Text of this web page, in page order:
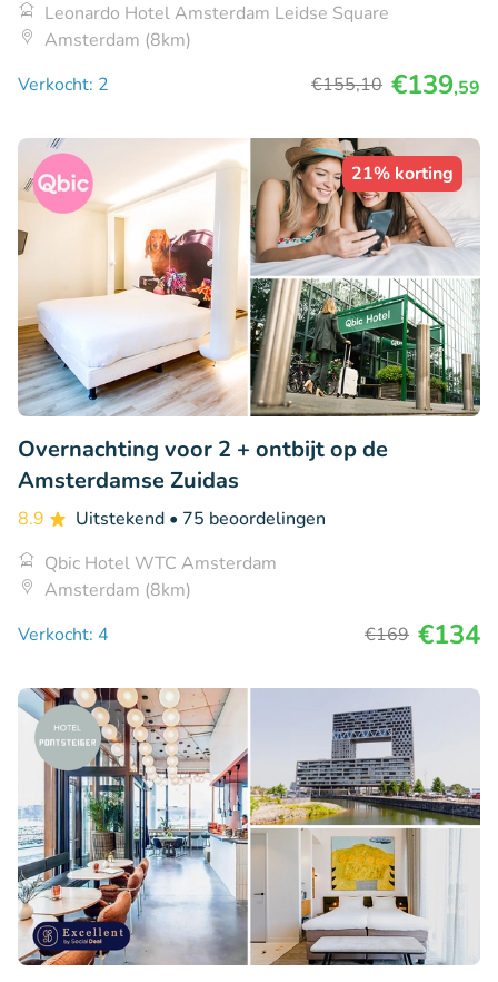
Leonardo Hotel Amsterdam Leidse Square
Amsterdam (8km)
Verkocht: 2
€155,10 €139,59
21% korting
Overnachting voor 2 + ontbijt op de
Amsterdamse Zuidas
8.9 Uitstekend • 75 beoordelingen
Qbic Hotel WTC Amsterdam
Amsterdam (8km)
Verkocht: 4
€169 €134